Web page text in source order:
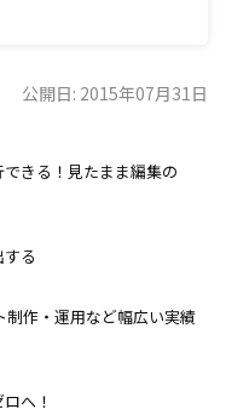
公開日: 2015年07月31日
きる！見たまま編集の
る
制作・運用など幅広い実績
へ！